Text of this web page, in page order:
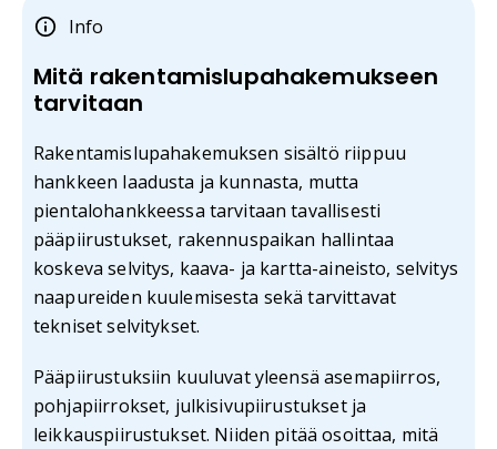
Info
Mitä rakentamislupahakemukseen
tarvitaan
Rakentamislupahakemuksen sisältö riippuu
hankkeen laadusta ja kunnasta, mutta
pientalohankkeessa tarvitaan tavallisesti
pääpiirustukset, rakennuspaikan hallintaa
koskeva selvitys, kaava- ja kartta-aineisto, selvitys
naapureiden kuulemisesta sekä tarvittavat
tekniset selvitykset.
Pääpiirustuksiin kuuluvat yleensä asemapiirros,
pohjapiirrokset, julkisivupiirustukset ja
leikkauspiirustukset. Niiden pitää osoittaa, mitä